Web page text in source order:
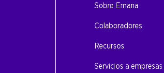
Sobre Emana
Colaboradores
Recursos
Servicios a empresas